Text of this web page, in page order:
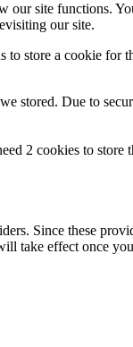
site functions.
our site.
store a cookie for
Due to
2 cookies to
Since these
take effect once